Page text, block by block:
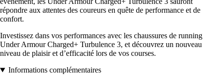
répondre aux attentes des coureurs en quête de performance et de
confort.
Investissez dans vos performances avec les chaussures de running
Under Armour Charged+ Turbulence 3, et découvrez un nouveau
niveau de plaisir et d’efficacité lors de vos courses.
Informations complémentaires